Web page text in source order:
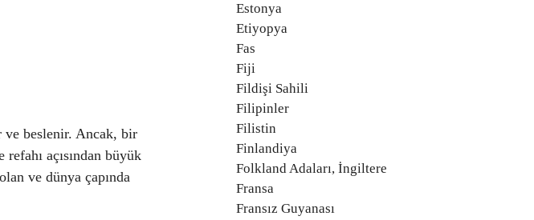
ve beslenir. Ancak, bir
açısından büyük
ve dünya çapında
Estonya
Etiyopya
Fas
Fiji
Fildişi Sahili
Filipinler
Filistin
Finlandiya
Folkland Adaları, İngiltere
Fransa
Fransız Guyanası